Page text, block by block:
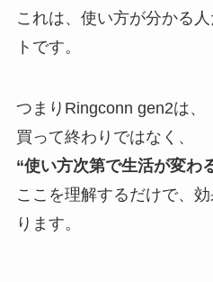
これは、使い方が分かる
トです。
つまりRingconn gen2は、
買って終わりではなく、
“使い方次第で生活が変わ
ここを理解するだけで、
ります。